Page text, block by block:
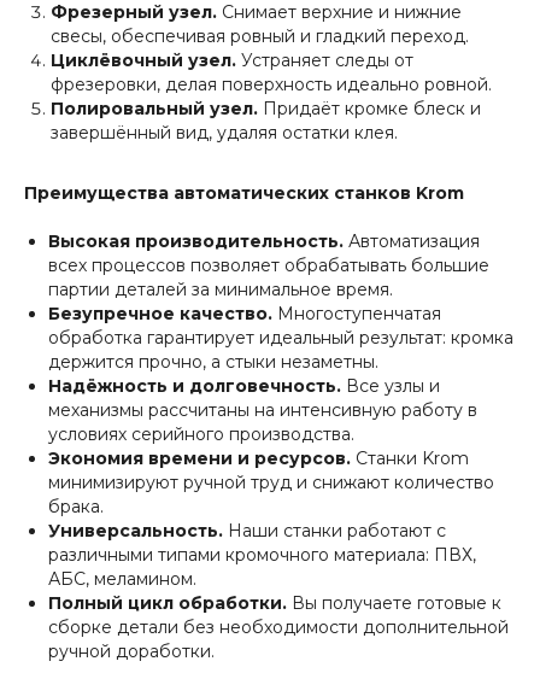
Фрезерный узел. Снимает верхние и нижние
свесы, обеспечивая ровный и гладкий переход.
Циклёвочный узел. Устраняет следы от
фрезеровки, делая поверхность идеально ровной.
Полировальный узел. Придаёт кромке блеск и
завершённый вид, удаляя остатки клея.
Преимущества автоматических станков Krom
Высокая производительность. Автоматизация
всех процессов позволяет обрабатывать большие
партии деталей за минимальное время.
Безупречное качество. Многоступенчатая
обработка гарантирует идеальный результат: кромка
держится прочно, а стыки незаметны.
Надёжность и долговечность. Все узлы и
механизмы рассчитаны на интенсивную работу в
условиях серийного производства.
Экономия времени и ресурсов. Станки Krom
минимизируют ручной труд и снижают количество
брака.
Универсальность. Наши станки работают с
различными типами кромочного материала: ПВХ,
АБС, меламином.
Полный цикл обработки. Вы получаете готовые к
сборке детали без необходимости дополнительной
ручной доработки.
О КОМПАНИИ
Контакты
Вопросы и ответы
Документы
Блог
Дополнительное оборудование для ФРС
Кромкооблицовочные ручные
Кромкооблицовочные автоматические
Обработка кромки ПВХ
Подготовка кромки ПВХ
Фрезерные
ПОКУПАТЕЛЯМ
Гарантия
Аспирации
Расходные материалы и оснастка
Запчасти